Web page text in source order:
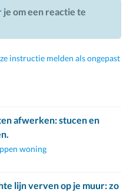
je om een reactie te
instructie melden als ongepast
afwerken: stucen en
woning
lijn verven op je muur: zo